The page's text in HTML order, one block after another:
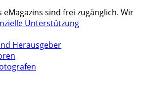
eMagazins sind frei zugänglich. Wir
Unterstützung
Herausgeber